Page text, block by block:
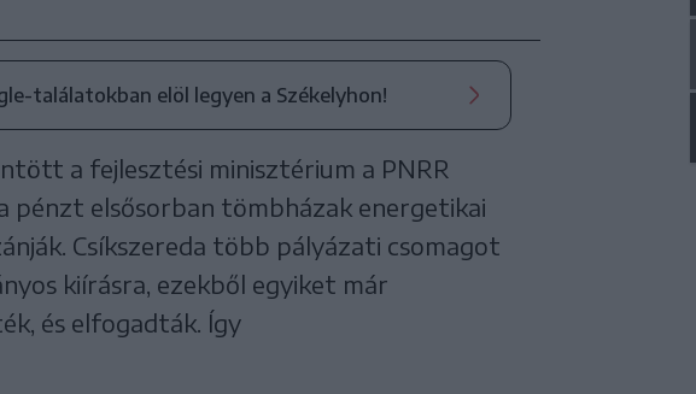
találatokban elöl legyen a Székelyhon!
a fejlesztési minisztérium a PNRR
pénzt elsősorban tömbházak energetikai
Csíkszereda több pályázati csomagot
kiírásra, ezekből egyiket már
és elfogadták. Így